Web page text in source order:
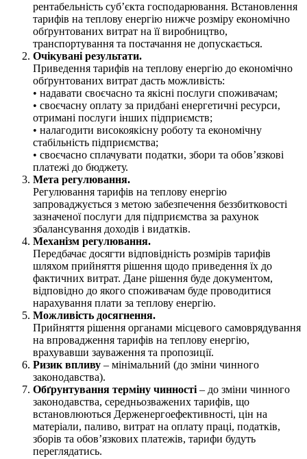
рентабельність суб’єкта господарювання. Встановлення
тарифів на теплову енергію нижче розміру економічно
обґрунтованих витрат на її виробництво,
транспортування та постачання не допускається.
Очікувані результати.
Приведення тарифів на теплову енергію до економічно
обґрунтованих витрат дасть можливість:
• надавати своєчасно та якісні послуги споживачам;
• своєчасну оплату за придбані енергетичні ресурси,
отримані послуги інших підприємств;
• налагодити високоякісну роботу та економічну
стабільність підприємства;
• своєчасно сплачувати податки, збори та обов’язкові
платежі до бюджету.
Мета регулювання.
Регулювання тарифів на теплову енергію
запроваджується з метою забезпечення беззбитковості
зазначеної послуги для підприємства за рахунок
збалансування доходів і видатків.
Механізм регулювання.
Передбачає досягти відповідність розмірів тарифів
шляхом прийняття рішення щодо приведення їх до
фактичних витрат. Дане рішення буде документом,
відповідно до якого споживачам буде проводитися
нарахування плати за теплову енергію.
Можливість досягнення.
Прийняття рішення органами місцевого самоврядування
на впровадження тарифів на теплову енергію,
врахувавши зауваження та пропозиції.
Ризик впливу – мінімальний (до зміни чинного
законодавства).
Обґрунтування терміну чинності – до зміни чинного
законодавства, середньозважених тарифів, що
встановлюються Держенергоефективності, цін на
матеріали, паливо, витрат на оплату праці, податків,
зборів та обов’язкових платежів, тарифи будуть
переглядатись.